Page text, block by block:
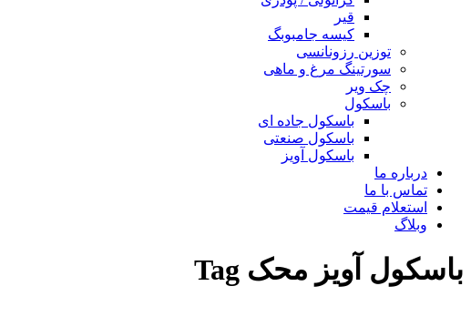
قیر
کیسه جامبوبگ
توزین رزونانسی
سورتینگ مرغ و ماهی
چک ویر
باسکول
باسکول جاده ای
باسکول صنعتی
باسکول آویز
درباره ما
تماس با ما
استعلام قیمت
وبلاگ
باسکول آویز محک Tag